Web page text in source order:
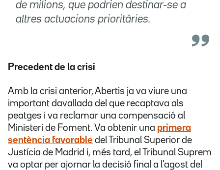
de milions, que podrien destinar-se a
altres actuacions prioritàries.
Precedent de la crisi
Amb la crisi anterior, Abertis ja va viure una
important davallada del que recaptava als
peatges i va reclamar una compensació al
Ministeri de Foment. Va obtenir una primera
sentència favorable del Tribunal Superior de
Justícia de Madrid i, més tard, el Tribunal Suprem
va optar per ajornar la decisió final a l'agost del